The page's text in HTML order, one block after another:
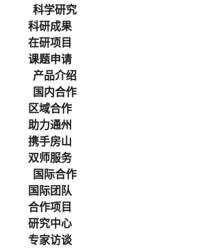
科学研究
科研成果
在研项目
课题申请
产品介绍
国内合作
区域合作
助力通州
携手房山
双师服务
国际合作
国际团队
合作项目
研究中心
专家访谈